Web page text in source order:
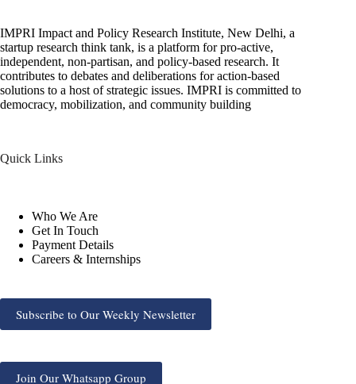
IMPRI Impact and Policy Research Institute, New Delhi, a
startup research think tank, is a platform for pro-active,
independent, non-partisan, and policy-based research. It
contributes to debates and deliberations for action-based
solutions to a host of strategic issues. IMPRI is committed to
democracy, mobilization, and community building
Quick Links
Who We Are
Get In Touch
Payment Details
Careers & Internships
Subscribe to Our Weekly Newsletter
Join Our Whatsapp Group